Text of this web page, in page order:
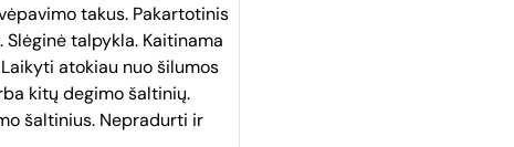
takus. Pakartotinis
talpykla. Kaitinama
atokiau nuo šilumos
kitų degimo šaltinių.
šaltinius. Nepradurti ir